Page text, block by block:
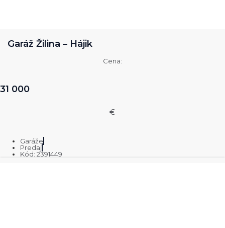
Garáž Žilina – Hájik
Cena:
31 000
€
Garáže
Predaj
Kód: 2391449